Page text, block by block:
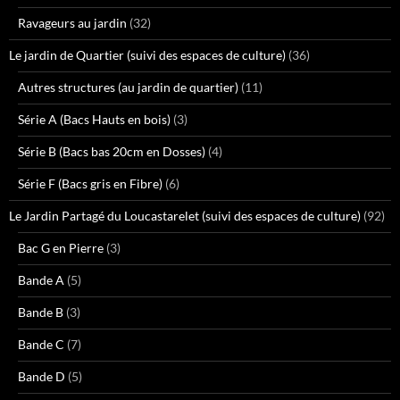
Ravageurs au jardin (32)
Le jardin de Quartier (suivi des espaces de culture) (36)
Autres structures (au jardin de quartier) (11)
Série A (Bacs Hauts en bois) (3)
Série B (Bacs bas 20cm en Dosses) (4)
Série F (Bacs gris en Fibre) (6)
Le Jardin Partagé du Loucastarelet (suivi des espaces de culture) (92)
Bac G en Pierre (3)
Bande A (5)
Bande B (3)
Bande C (7)
Bande D (5)